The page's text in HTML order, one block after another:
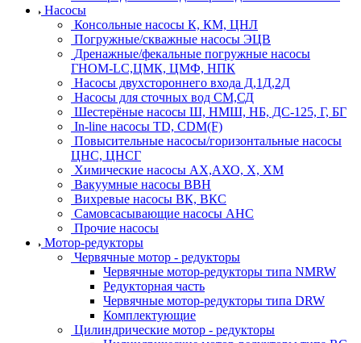
Насосы
Консольные насосы К, КМ, ЦНЛ
Погружные/скважные насосы ЭЦВ
Дренажные/фекальные погружные насосы
ГНОМ-LC,ЦМК, ЦМФ, НПК
Насосы двухстороннего входа Д,1Д,2Д
Насосы для сточных вод СМ,СД
Шестерёные насосы Ш, НМШ, НБ, ДС-125, Г, БГ
In-line насосы TD, CDM(F)
Повысительные насосы/горизонтальные насосы
ЦНС, ЦНСГ
Химические насосы АХ,АХО, Х, ХМ
Вакуумные насосы ВВН
Вихревые насосы ВК, ВКС
Самовсасывающие насосы АНС
Прочие насосы
Мотор-редукторы
Червячные мотор - редукторы
Червячные мотор-редукторы типа NMRW
Редукторная часть
Червячные мотор-редукторы типа DRW
Комплектующие
Цилиндрические мотор - редукторы